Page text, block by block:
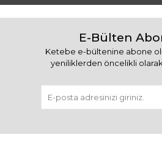
E-Bülten
Ketebe e-bültenine abone
yeniliklerden öncelikli